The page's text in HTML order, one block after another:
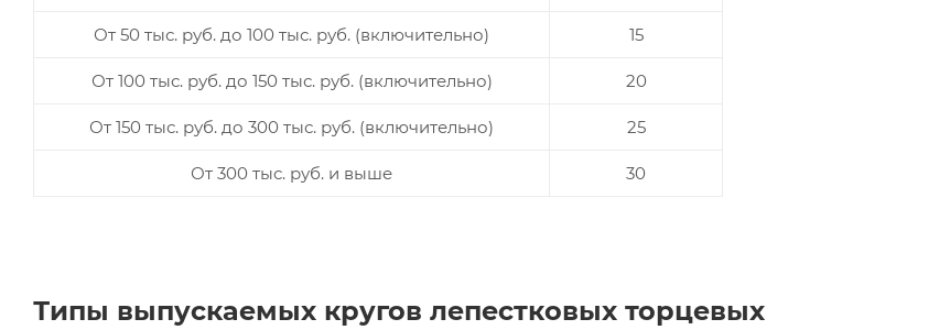
От 50 тыс. руб. до 100 тыс. руб. (включительно) 15
От 100 тыс. руб. до 150 тыс. руб. (включительно) 20
От 150 тыс. руб. до 300 тыс. руб. (включительно) 25
От 300 тыс. руб. и выше 30
Типы выпускаемых кругов лепестковых торцевых